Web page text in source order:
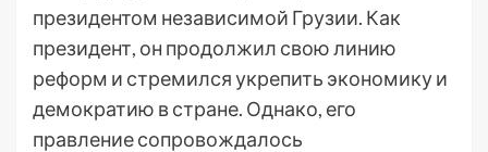
президентом независимой Грузии. Как
президент, он продолжил свою линию
реформ и стремился укрепить экономику и
демократию в стране. Однако, его
правление сопровождалось